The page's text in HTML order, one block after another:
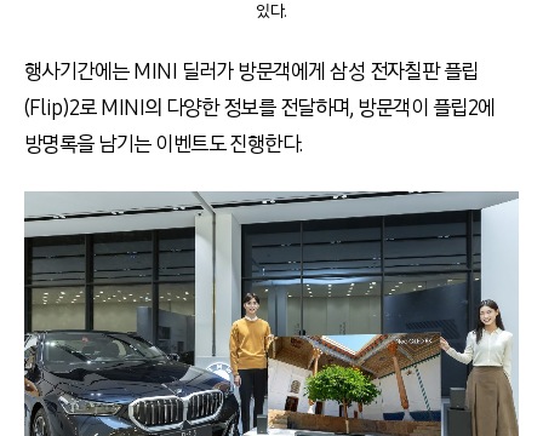
있다.
행사기간에는 MINI 딜러가 방문객에게 삼성 전자칠판 플립
(Flip)2로 MINI의 다양한 정보를 전달하며, 방문객이 플립2에
방명록을 남기는 이벤트도 진행한다.